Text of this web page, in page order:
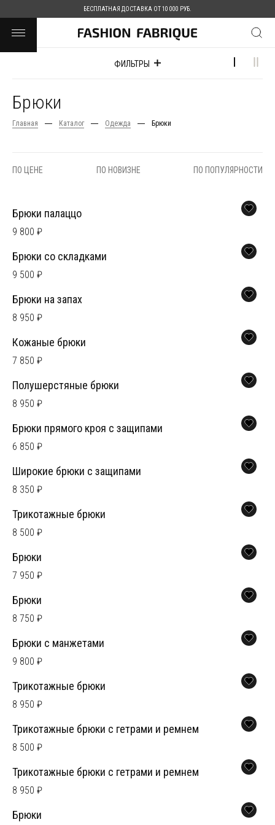
БЕСПЛАТНАЯ ДОСТАВКА ОТ 10 000 РУБ.
Главная Каталог Одежда Брюки
Брюки
ПО ЦЕНЕ ПО НОВИЗНЕ ПО ПОПУЛЯРНОСТИ
ФИЛЬТРЫ
Брюки палаццо
9 800 ₽
Брюки со складками
9 500 ₽
Брюки на запах
8 950 ₽
Кожаные брюки
7 850 ₽
Полушерстяные брюки
8 950 ₽
Брюки прямого кроя с защипами
6 850 ₽
Широкие брюки с защипами
8 350 ₽
Трикотажные брюки
8 500 ₽
Брюки
7 950 ₽
Брюки
8 750 ₽
Брюки с манжетами
9 800 ₽
Трикотажные брюки
8 950 ₽
Трикотажные брюки с гетрами и ремнем
8 500 ₽
Трикотажные брюки с гетрами и ремнем
8 950 ₽
Брюки